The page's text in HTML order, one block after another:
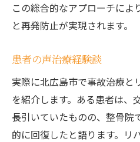
この総合的なアプローチによ
と再発防止が実現されます。
患者の声治療経験談
実際に北広島市で事故治療と
を紹介します。ある患者は、
長引いていたものの、整骨院
的に回復したと語ります。リ